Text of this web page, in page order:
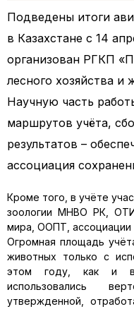
Подведены итоги
в Казахстане с 14
организован РГКП
лесного хозяйства
Научную часть
маршрутов учёта,
результатов –
ассоциация
Кроме того, в учёте
зоологии МНВО РК, ОТИ
мира, ООПТ, ассоциации
Огромная площадь
животных только с
этом году, как и в
использовались
утвержденной,